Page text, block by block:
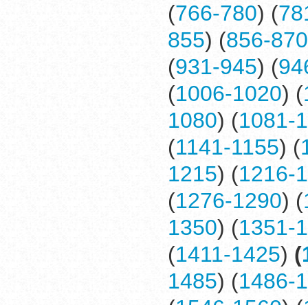
(766-780) (
855) (856-870
(931-945) (
(1006-1020) (
1080) (1081-
(1141-1155) (
1215) (1216-
(1276-1290) (
1350) (1351-
(1411-1425) (
1485) (1486-